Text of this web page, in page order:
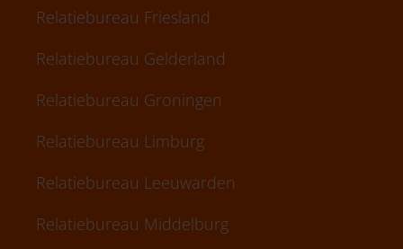
Relatiebureau Friesland
Relatiebureau Gelderland
Relatiebureau Groningen
Relatiebureau Limburg
Relatiebureau Leeuwarden
Relatiebureau Middelburg